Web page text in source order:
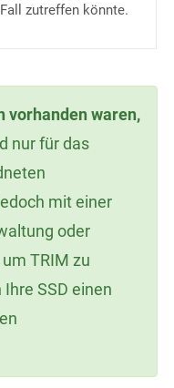
zutreffen könnte.
vorhanden waren,
nur für das
mit einer
oder
TRIM zu
SSD einen